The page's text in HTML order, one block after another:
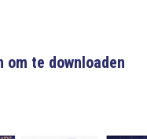
om te downloaden